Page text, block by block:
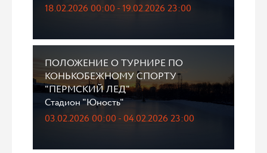
18.02.2026 00:00 - 19.02.2026 23:00
ПОЛОЖЕНИЕ О ТУРНИРЕ ПО
КОНЬКОБЕЖНОМУ СПОРТУ
"ПЕРМСКИЙ ЛЕД"
Стадион "Юность"
03.02.2026 00:00 - 04.02.2026 23:00